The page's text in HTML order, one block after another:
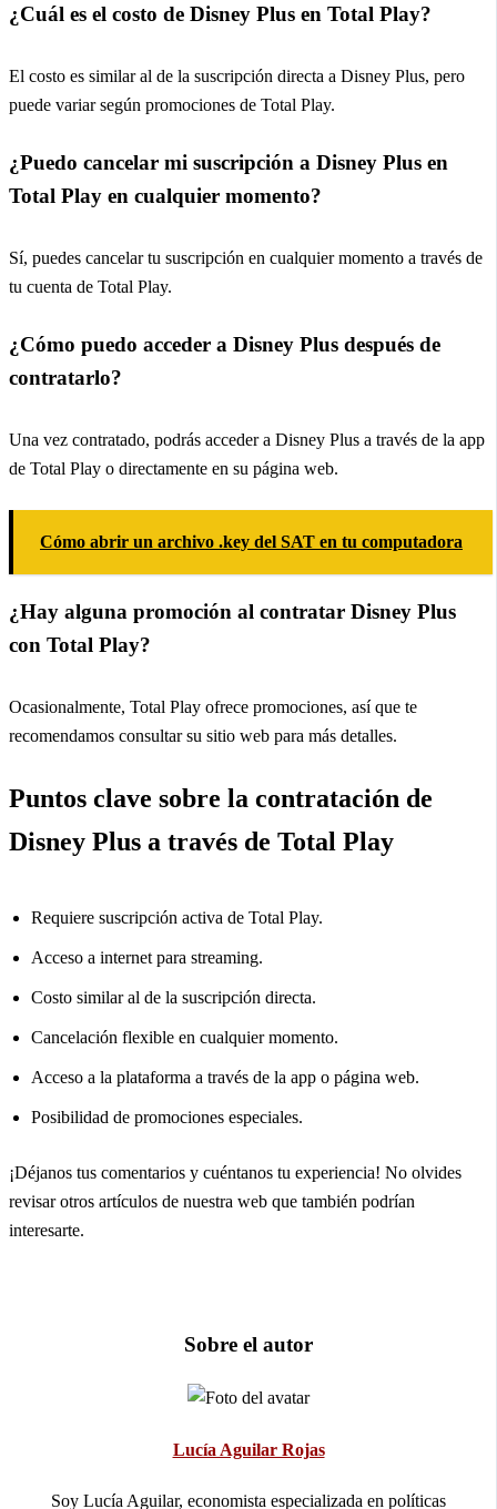
¿Cuál es el costo de Disney Plus en Total Play?
El costo es similar al de la suscripción directa a Disney Plus, pero
puede variar según promociones de Total Play.
¿Puedo cancelar mi suscripción a Disney Plus en
Total Play en cualquier momento?
Sí, puedes cancelar tu suscripción en cualquier momento a través de
tu cuenta de Total Play.
¿Cómo puedo acceder a Disney Plus después de
contratarlo?
Una vez contratado, podrás acceder a Disney Plus a través de la app
de Total Play o directamente en su página web.
Cómo abrir un archivo .key del SAT en tu computadora
¿Hay alguna promoción al contratar Disney Plus
con Total Play?
Ocasionalmente, Total Play ofrece promociones, así que te
recomendamos consultar su sitio web para más detalles.
Puntos clave sobre la contratación de
Disney Plus a través de Total Play
Requiere suscripción activa de Total Play.
Acceso a internet para streaming.
Costo similar al de la suscripción directa.
Cancelación flexible en cualquier momento.
Acceso a la plataforma a través de la app o página web.
Posibilidad de promociones especiales.
¡Déjanos tus comentarios y cuéntanos tu experiencia! No olvides
revisar otros artículos de nuestra web que también podrían
interesarte.
Sobre el autor
Lucía Aguilar Rojas
Soy Lucía Aguilar, economista especializada en políticas